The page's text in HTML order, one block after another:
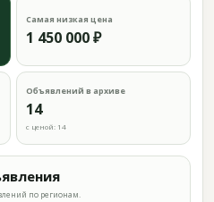
Самая низкая цена
1 450 000 ₽
Объявлений в архиве
14
с ценой: 14
по регионам.